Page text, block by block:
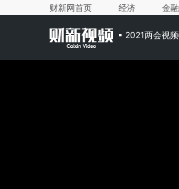
财新网首页 经济 金融
2021两会视